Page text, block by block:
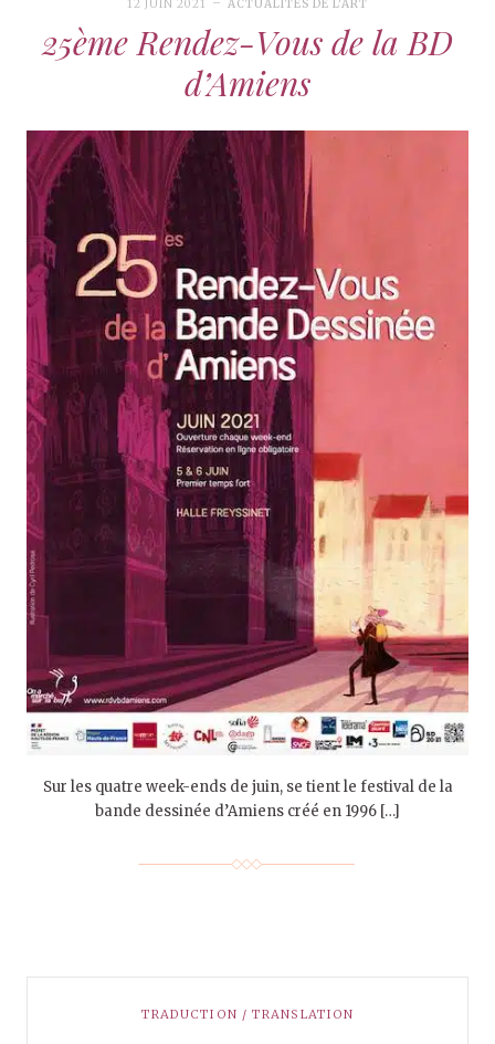
12 JUIN 2021 ACTUALITÉS DE L'ART
25ème Rendez-Vous de la BD
d’Amiens
Sur les quatre week-ends de juin, se tient le festival de la
bande dessinée d’Amiens créé en 1996 […]
TRADUCTION / TRANSLATION